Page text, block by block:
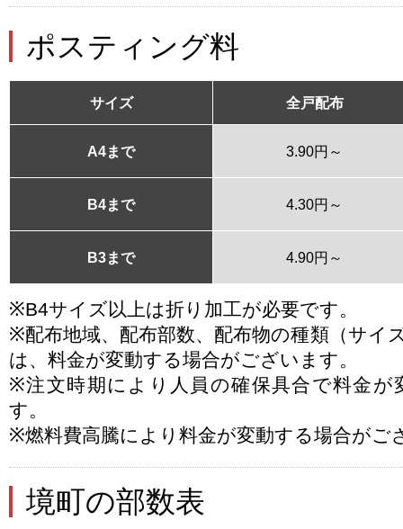
ポスティング料
サイズ 全戸配布
A4まで 3.90円～
B4まで 4.30円～
B3まで 4.90円～
※B4サイズ以上は折り加工が必要です。
※配布地域、配布部数、配布物の種類（サイ
は、料金が変動する場合がございます。
※注文時期により人員の確保具合で料金が
す。
※燃料費高騰により料金が変動する場合がご
境町の部数表